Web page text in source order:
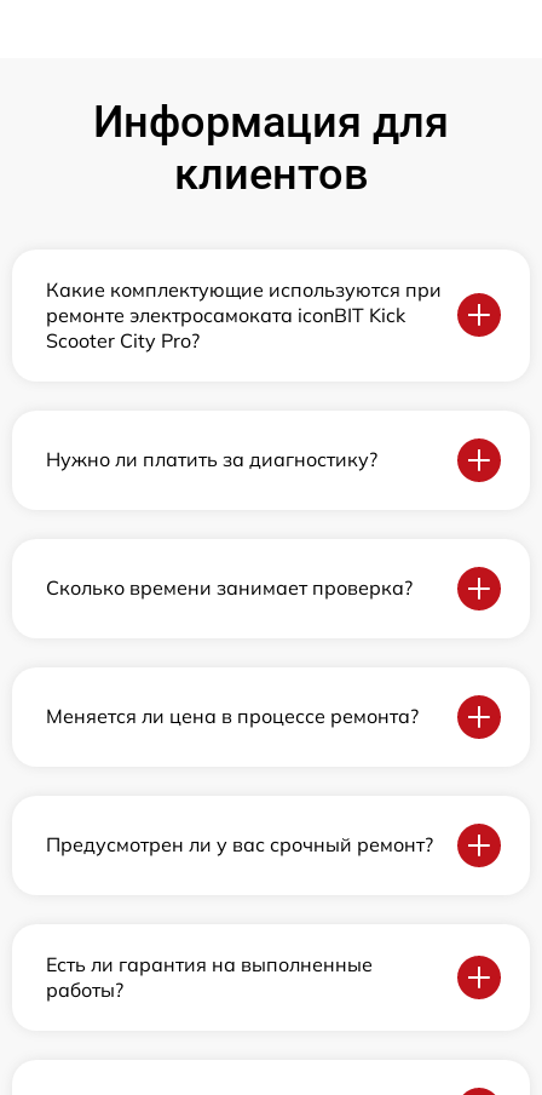
Информация для
клиентов
Какие комплектующие используются при
ремонте электросамоката iconBIT Kick
Scooter City Pro?
Нужно ли платить за диагностику?
Сколько времени занимает проверка?
Меняется ли цена в процессе ремонта?
Предусмотрен ли у вас срочный ремонт?
Есть ли гарантия на выполненные
работы?